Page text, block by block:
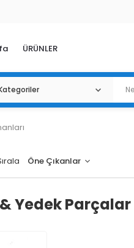
ÜRÜNLER
Yedek Parçalar